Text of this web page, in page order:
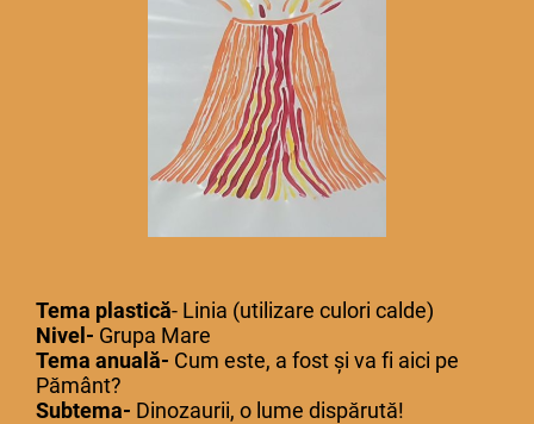
Tema plastică- Linia (utilizare culori calde)
Nivel- Grupa Mare
Tema anuală- Cum este, a fost și va fi aici pe
Pământ?
Subtema- Dinozaurii, o lume dispărută!